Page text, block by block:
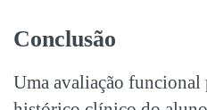
Conclusão
Uma avaliação funcional